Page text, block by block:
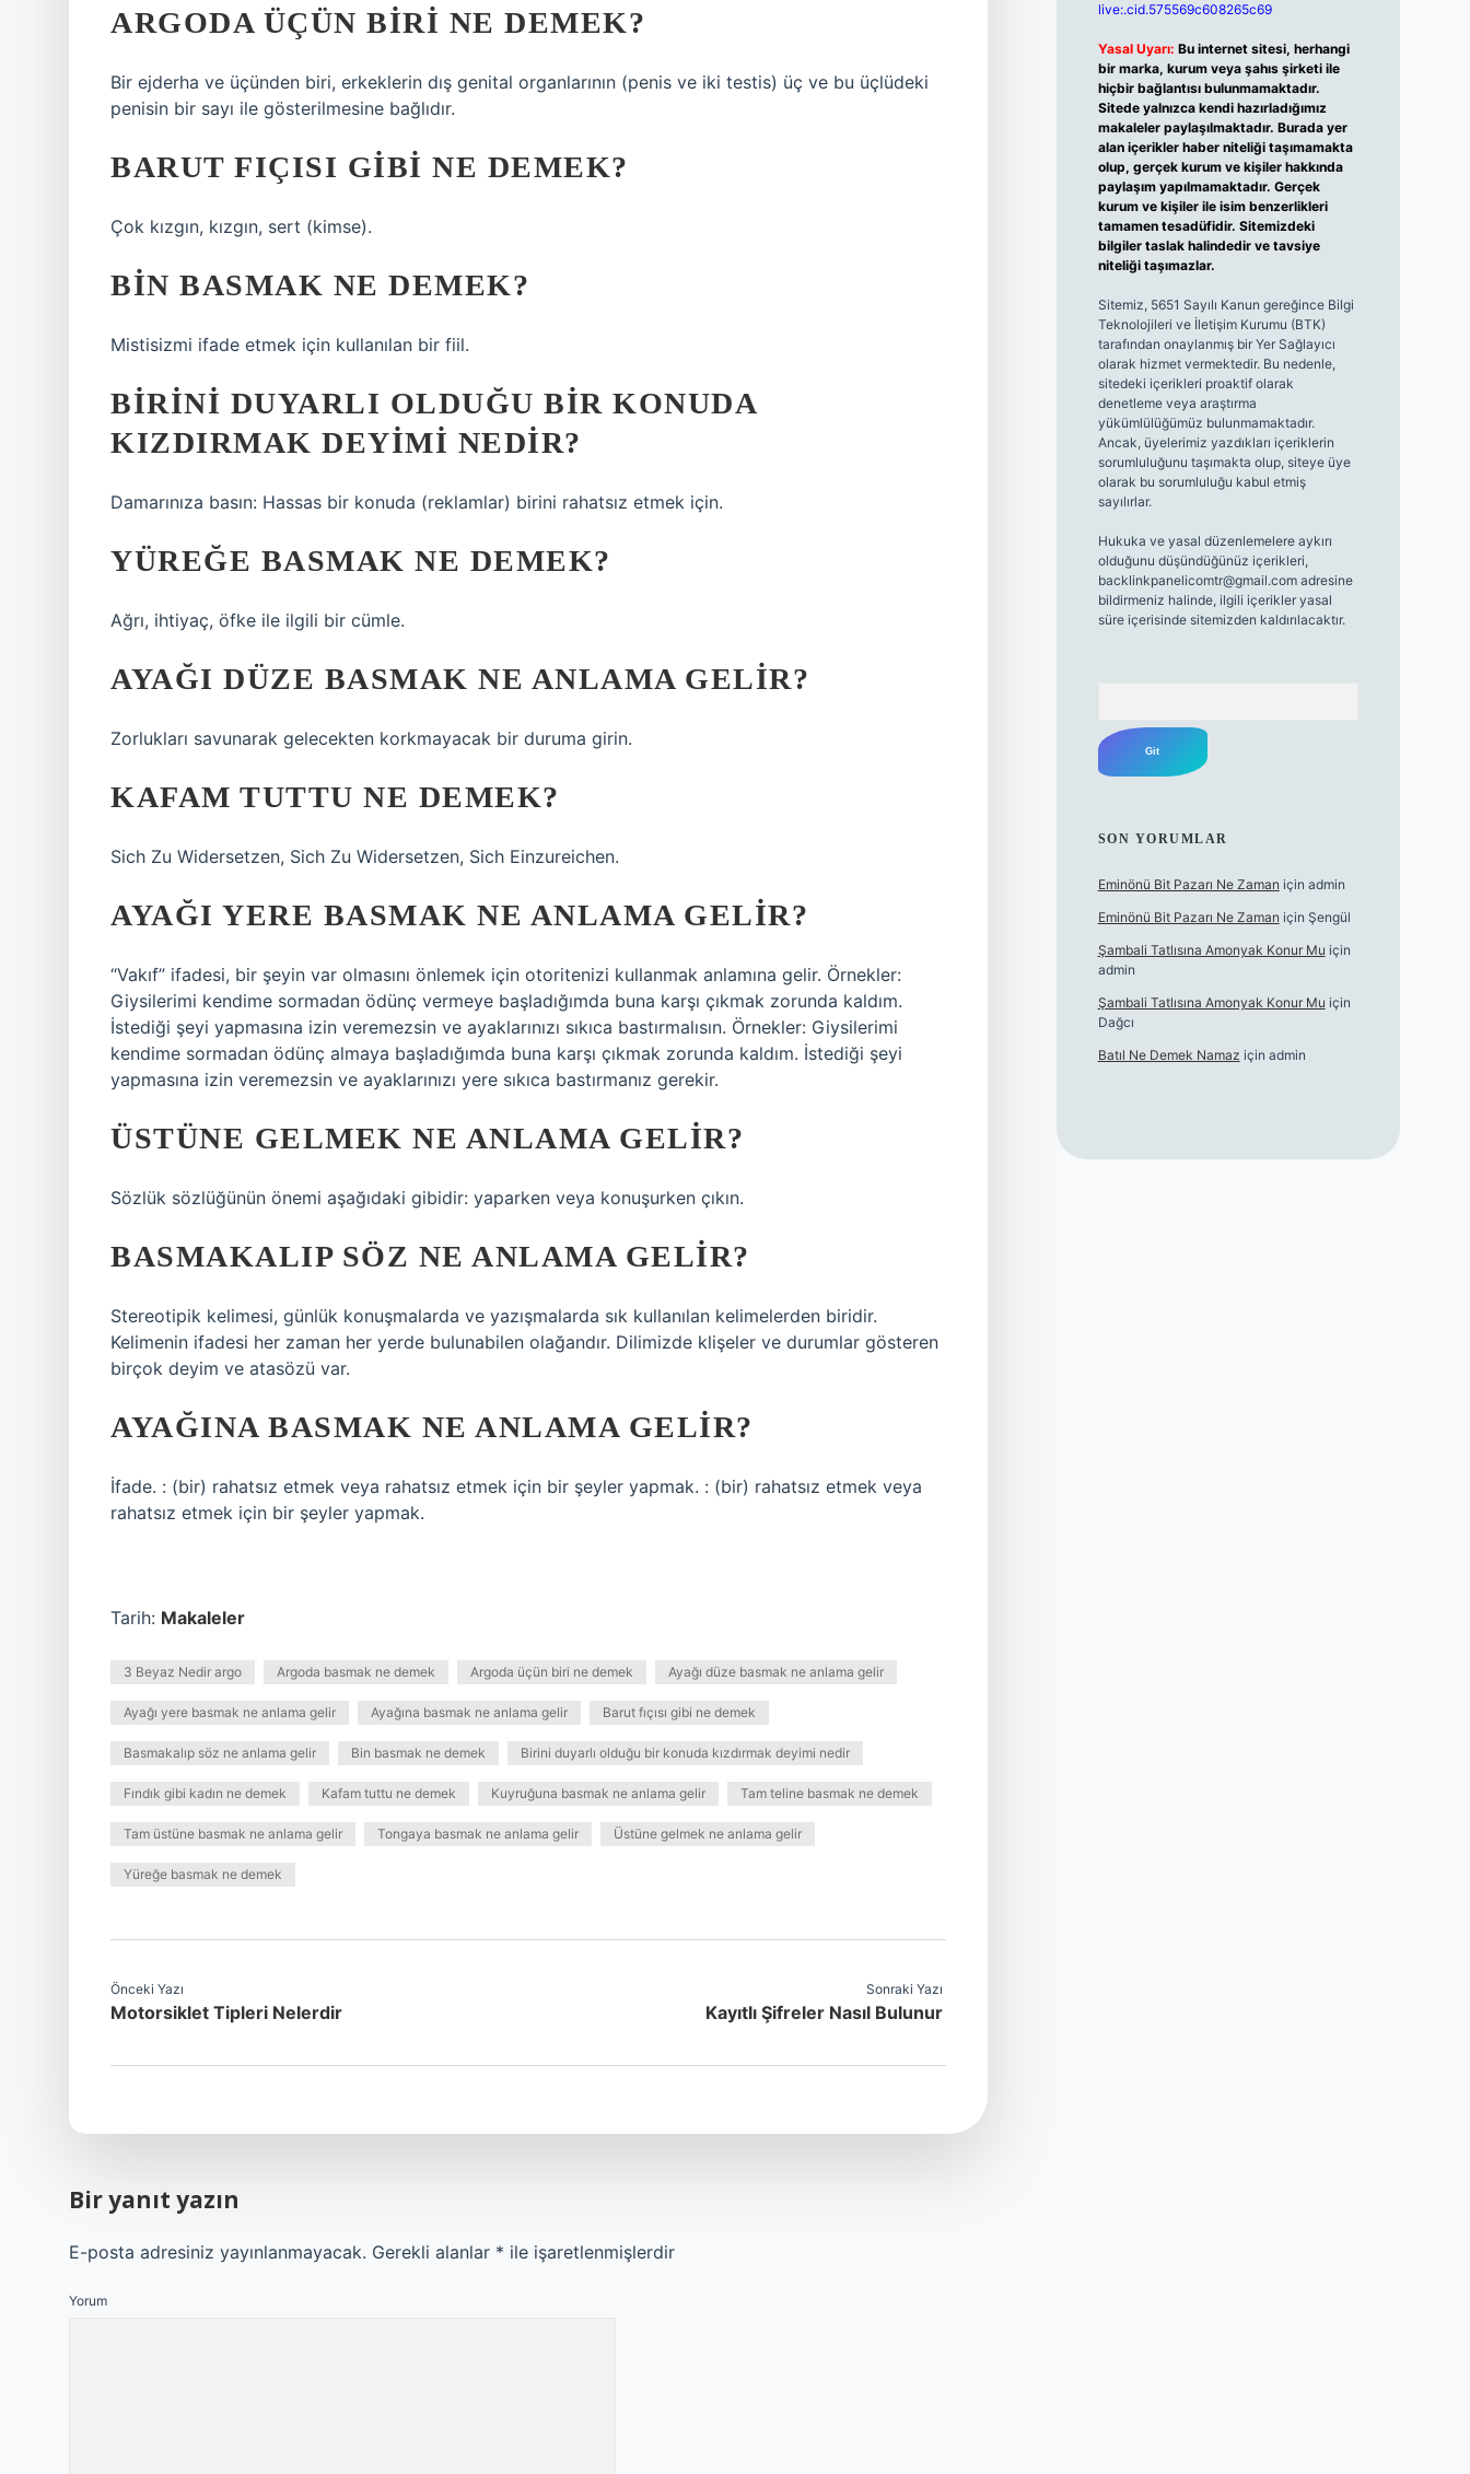
ARGODA ÜÇÜN BIRI NE DEMEK?
Bir ejderha ve üçünden biri, erkeklerin dış genital organlarının (penis ve iki testis) üç ve bu üçlüdeki
penisin bir sayı ile gösterilmesine bağlıdır.
BARUT FIÇISI GIBI NE DEMEK?
Çok kızgın, kızgın, sert (kimse).
BIN BASMAK NE DEMEK?
Mistisizmi ifade etmek için kullanılan bir fiil.
BIRINI DUYARLI OLDUĞU BIR KONUDA
KIZDIRMAK DEYIMI NEDIR?
Damarınıza basın: Hassas bir konuda (reklamlar) birini rahatsız etmek için.
YÜREĞE BASMAK NE DEMEK?
Ağrı, ihtiyaç, öfke ile ilgili bir cümle.
AYAĞI DÜZE BASMAK NE ANLAMA GELIR?
Zorlukları savunarak gelecekten korkmayacak bir duruma girin.
KAFAM TUTTU NE DEMEK?
Sich Zu Widersetzen, Sich Zu Widersetzen, Sich Einzureichen.
AYAĞI YERE BASMAK NE ANLAMA GELIR?
“Vakıf” ifadesi, bir şeyin var olmasını önlemek için otoritenizi kullanmak anlamına gelir. Örnekler:
Giysilerimi kendime sormadan ödünç vermeye başladığımda buna karşı çıkmak zorunda kaldım.
İstediği şeyi yapmasına izin veremezsin ve ayaklarınızı sıkıca bastırmalısın. Örnekler: Giysilerimi
kendime sormadan ödünç almaya başladığımda buna karşı çıkmak zorunda kaldım. İstediği şeyi
yapmasına izin veremezsin ve ayaklarınızı yere sıkıca bastırmanız gerekir.
ÜSTÜNE GELMEK NE ANLAMA GELIR?
Sözlük sözlüğünün önemi aşağıdaki gibidir: yaparken veya konuşurken çıkın.
BASMAKALIP SÖZ NE ANLAMA GELIR?
Stereotipik kelimesi, günlük konuşmalarda ve yazışmalarda sık kullanılan kelimelerden biridir.
Kelimenin ifadesi her zaman her yerde bulunabilen olağandır. Dilimizde klişeler ve durumlar gösteren
birçok deyim ve atasözü var.
AYAĞINA BASMAK NE ANLAMA GELIR?
İfade. : (bir) rahatsız etmek veya rahatsız etmek için bir şeyler yapmak. : (bir) rahatsız etmek veya
rahatsız etmek için bir şeyler yapmak.
Tarih: Makaleler
3 Beyaz Nedir argo Argoda basmak ne demek Argoda üçün biri ne demek Ayağı düze basmak ne anlama gelir
Ayağı yere basmak ne anlama gelir Ayağına basmak ne anlama gelir Barut fıçısı gibi ne demek
Basmakalıp söz ne anlama gelir Bin basmak ne demek Birini duyarlı olduğu bir konuda kızdırmak deyimi nedir
Fındık gibi kadın ne demek Kafam tuttu ne demek Kuyruğuna basmak ne anlama gelir Tam teline basmak ne demek
Tam üstüne basmak ne anlama gelir Tongaya basmak ne anlama gelir Üstüne gelmek ne anlama gelir
Yüreğe basmak ne demek
Önceki Yazı
Motorsiklet Tipleri Nelerdir
Sonraki Yazı
Kayıtlı Şifreler Nasıl Bulunur
Bir yanıt yazın
E-posta adresiniz yayınlanmayacak. Gerekli alanlar * ile işaretlenmişlerdir
Yorum
live:.cid.575569c608265c69
Yasal Uyarı: Bu internet sitesi, herhangi
bir marka, kurum veya şahıs şirketi ile
hiçbir bağlantısı bulunmamaktadır.
Sitede yalnızca kendi hazırladığımız
makaleler paylaşılmaktadır. Burada yer
alan içerikler haber niteliği taşımamakta
olup, gerçek kurum ve kişiler hakkında
paylaşım yapılmamaktadır. Gerçek
kurum ve kişiler ile isim benzerlikleri
tamamen tesadüfidir. Sitemizdeki
bilgiler taslak halindedir ve tavsiye
niteliği taşımazlar.
Sitemiz, 5651 Sayılı Kanun gereğince Bilgi
Teknolojileri ve İletişim Kurumu (BTK)
tarafından onaylanmış bir Yer Sağlayıcı
olarak hizmet vermektedir. Bu nedenle,
sitedeki içerikleri proaktif olarak
denetleme veya araştırma
yükümlülüğümüz bulunmamaktadır.
Ancak, üyelerimiz yazdıkları içeriklerin
sorumluluğunu taşımakta olup, siteye üye
olarak bu sorumluluğu kabul etmiş
sayılırlar.
Hukuka ve yasal düzenlemelere aykırı
olduğunu düşündüğünüz içerikleri,
backlinkpanelicomtr@gmail.comadresine
bildirmeniz halinde, ilgili içerikler yasal
süre içerisinde sitemizden kaldırılacaktır.
SON YORUMLAR
Eminönü Bit Pazarı Ne Zaman için admin
Eminönü Bit Pazarı Ne Zaman için Şengül
Şambali Tatlısına Amonyak Konur Mu için
admin
Şambali Tatlısına Amonyak Konur Mu için
Dağcı
Batıl Ne Demek Namaz için admin